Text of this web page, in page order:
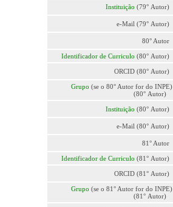
Instituição (79° Autor)
e-Mail (79° Autor)
80° Autor
Identificador de Curriculo (80° Autor)
ORCID (80° Autor)
Grupo (se o 80° Autor for do INPE)
(80° Autor)
Instituição (80° Autor)
e-Mail (80° Autor)
81° Autor
Identificador de Curriculo (81° Autor)
ORCID (81° Autor)
Grupo (se o 81° Autor for do INPE)
(81° Autor)